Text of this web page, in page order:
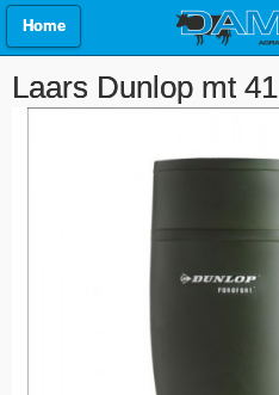
Home
Laars Dunlop mt 41